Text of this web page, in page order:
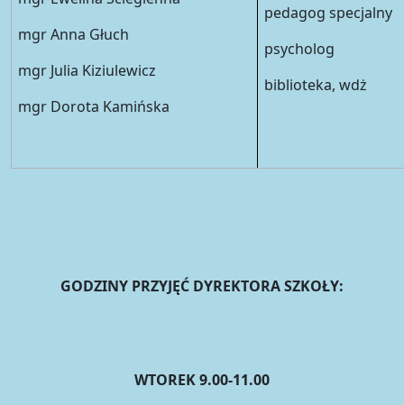
mgr Anna Głuch
mgr Julia Kiziulewicz
mgr Dorota Kamińska
pedagog specjalny
psycholog
biblioteka, wdż
GODZINY PRZYJĘĆ DYREKTORA SZKOŁY:
WTOREK 9.00-11.00